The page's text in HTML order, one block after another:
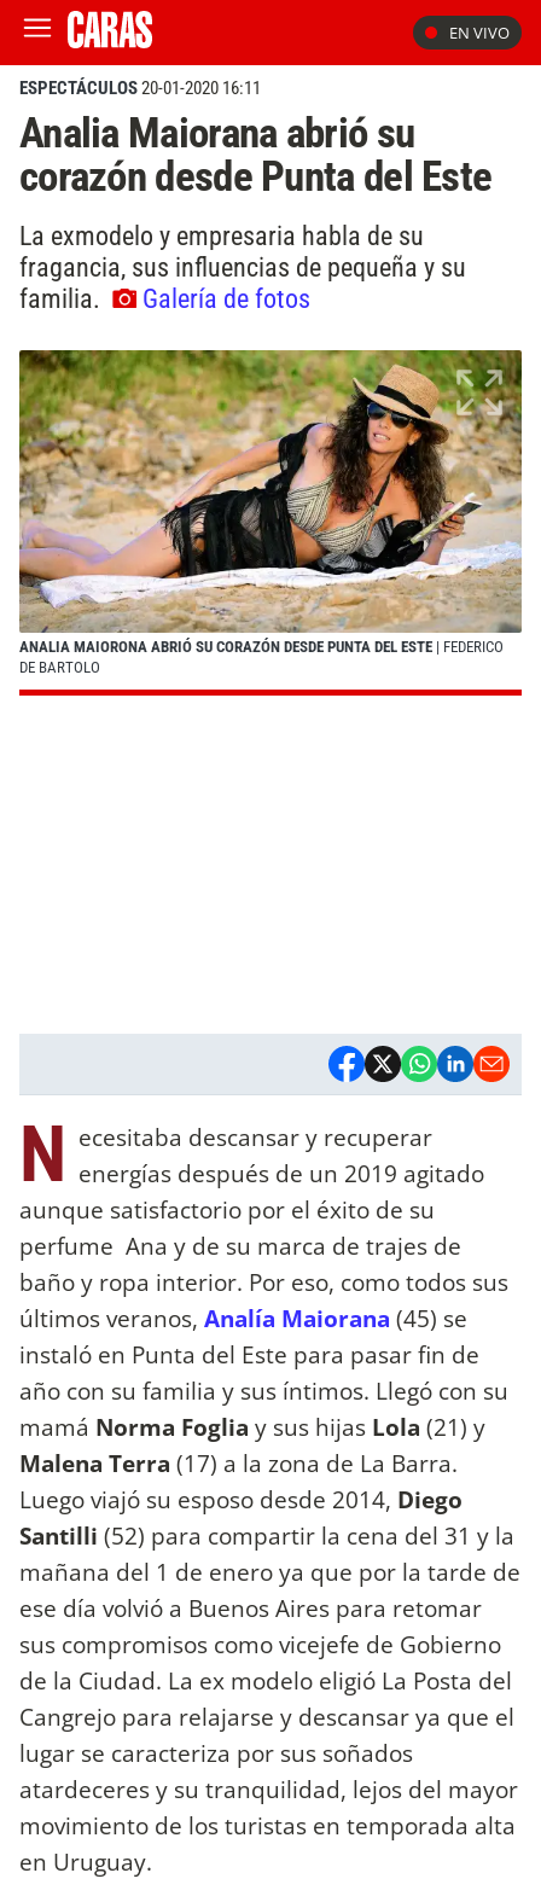
EN VIVO
ESPECTÁCULOS20-01-2020 16:11
Analia Maiorana abrió su
corazón desde Punta del Este
La exmodelo y empresaria habla de su
fragancia, sus influencias de pequeña y su
familia.
Galería de fotos
ANALIA MAIORONA ABRIÓ SU CORAZÓN DESDE PUNTA DEL ESTE | FEDERICO
DE BARTOLO
N ecesitaba descansar y recuperar
energías después de un 2019 agitado
aunque satisfactorio por el éxito de su
perfume Ana y de su marca de trajes de
baño y ropa interior. Por eso, como todos sus
últimos veranos, Analía Maiorana (45) se
instaló en Punta del Este para pasar fin de
año con su familia y sus íntimos. Llegó con su
mamá Norma Foglia y sus hijas Lola (21) y
Malena Terra (17) a la zona de La Barra.
Luego viajó su esposo desde 2014, Diego
Santilli (52) para compartir la cena del 31 y la
mañana del 1 de enero ya que por la tarde de
ese día volvió a Buenos Aires para retomar
sus compromisos como vicejefe de Gobierno
de la Ciudad. La ex modelo eligió La Posta del
Cangrejo para relajarse y descansar ya que el
lugar se caracteriza por sus soñados
atardeceres y su tranquilidad, lejos del mayor
movimiento de los turistas en temporada alta
en Uruguay.